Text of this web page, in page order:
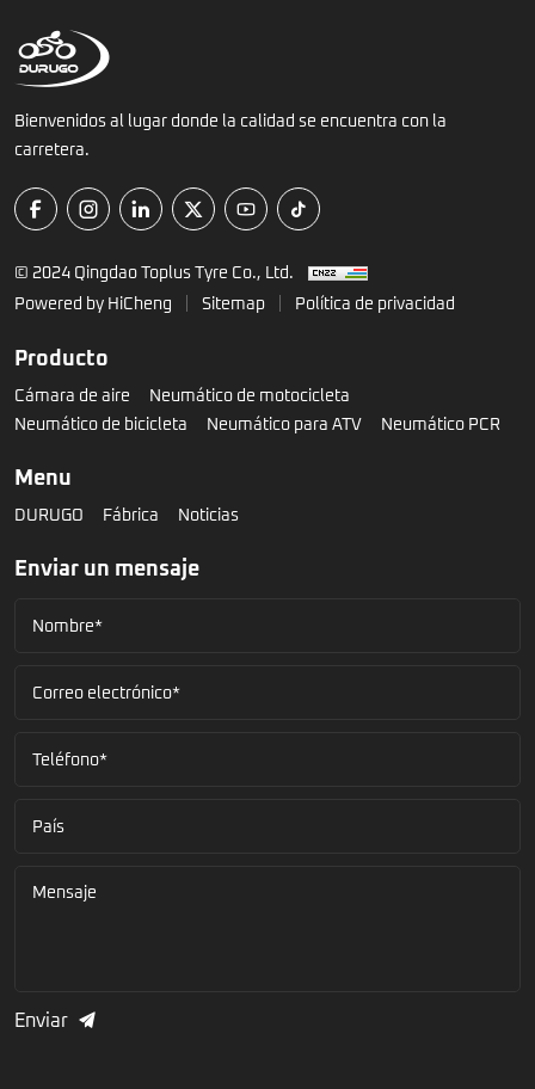
Bienvenidos al lugar donde la calidad se encuentra con la
carretera.
© 2024 Qingdao Toplus Tyre Co., Ltd.
Powered by HiCheng
Sitemap Política de privacidad
Producto
Cámara de aire
Neumático de motocicleta
Neumático de bicicleta
Neumático para ATV Neumático PCR
Menu
DURUGO Fábrica Noticias
Enviar un mensaje
Nombre*
Correo electrónico*
Teléfono*
País
Mensaje
Enviar